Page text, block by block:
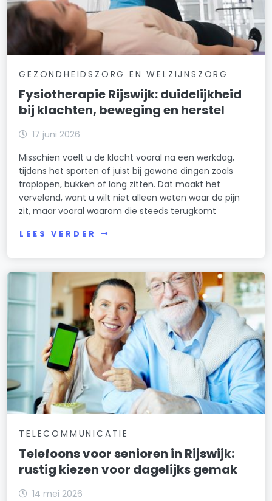
GEZONDHEIDSZORG EN WELZIJNSZORG
Fysiotherapie Rijswijk: duidelijkheid
bij klachten, beweging en herstel
17 juni 2026
Misschien voelt u de klacht vooral na een werkdag,
tijdens het sporten of juist bij gewone dingen zoals
traplopen, bukken of lang zitten. Dat maakt het
vervelend, want u wilt niet alleen weten waar de pijn
zit, maar vooral waarom die steeds terugkomt
LEES VERDER
TELECOMMUNICATIE
Telefoons voor senioren in Rijswijk:
rustig kiezen voor dagelijks gemak
14 mei 2026